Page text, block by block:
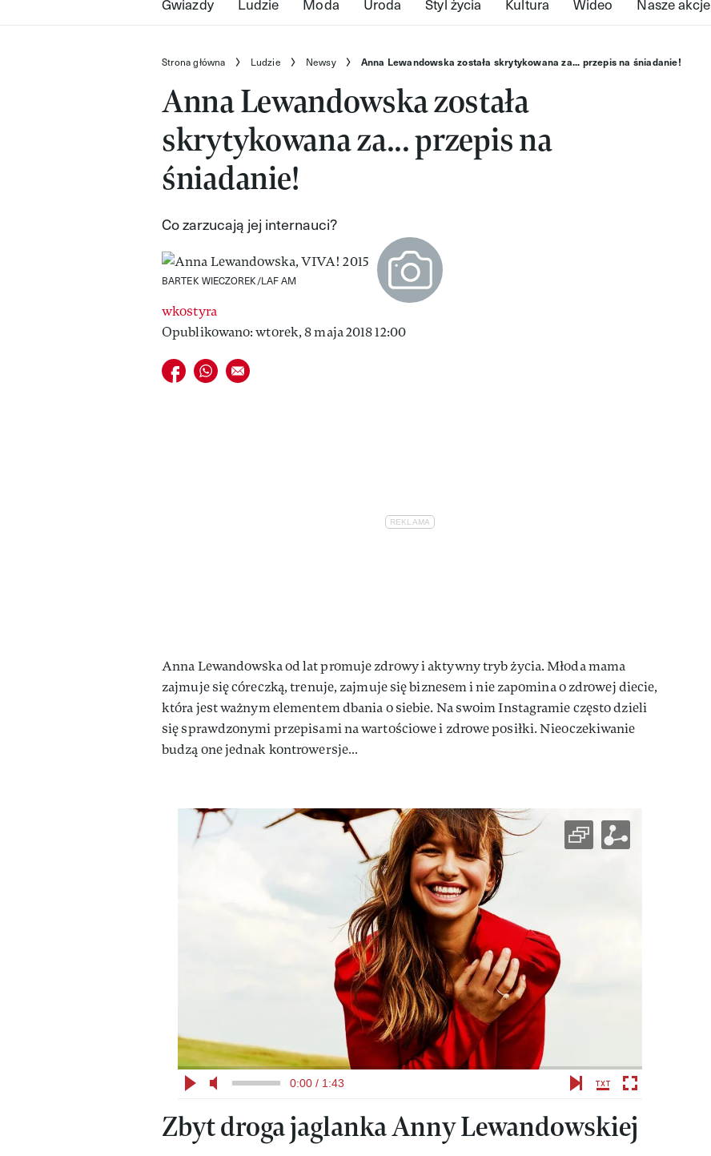
Strona główna Ludzie Newsy Anna Lewandowska została skrytykowana za... przepis na śniadanie!
Anna Lewandowska została
skrytykowana za... przepis na
śniadanie!
Co zarzucają jej internauci?
BARTEK WIECZOREK/LAF AM
wkostyra
Opublikowano: wtorek, 8 maja 2018 12:00
Udostępnij na facebook
Udostępnij na whatsapp
E-mail do przyjaciela
Anna Lewandowska od lat promuje zdrowy i aktywny tryb życia. Młoda mama
zajmuje się córeczką, trenuje, zajmuje się biznesem i nie zapomina o zdrowej diecie,
która jest ważnym elementem dbania o siebie. Na swoim Instagramie często dzieli
się sprawdzonymi przepisami na wartościowe i zdrowe posiłki. Nieoczekiwanie
budzą one jednak kontrowersje…
0:00 / 1:43
Zbyt droga jaglanka Anny Lewandowskiej